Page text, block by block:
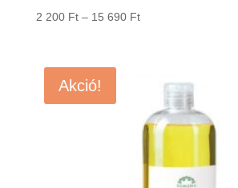
2 200 Ft – 15 690 FtÁrtartomány:
690 Ft
Akció!